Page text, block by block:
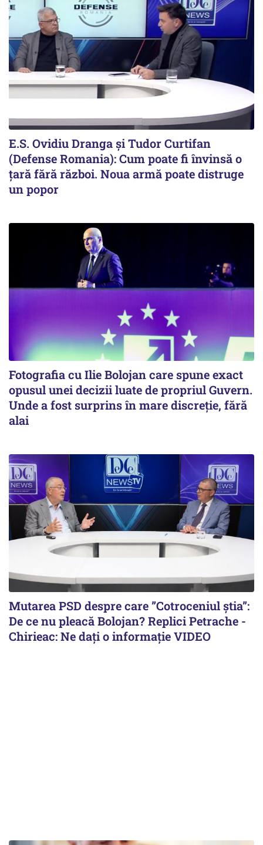
E.S. Ovidiu Dranga și Tudor Curtifan
(Defense Romania): Cum poate fi învinsă o
țară fără război. Noua armă poate distruge
un popor
Fotografia cu Ilie Bolojan care spune exact
opusul unei decizii luate de propriul Guvern.
Unde a fost surprins în mare discreție, fără
alai
Mutarea PSD despre care ”Cotroceniul știa”:
De ce nu pleacă Bolojan? Replici Petrache -
Chirieac: Ne dați o informație VIDEO